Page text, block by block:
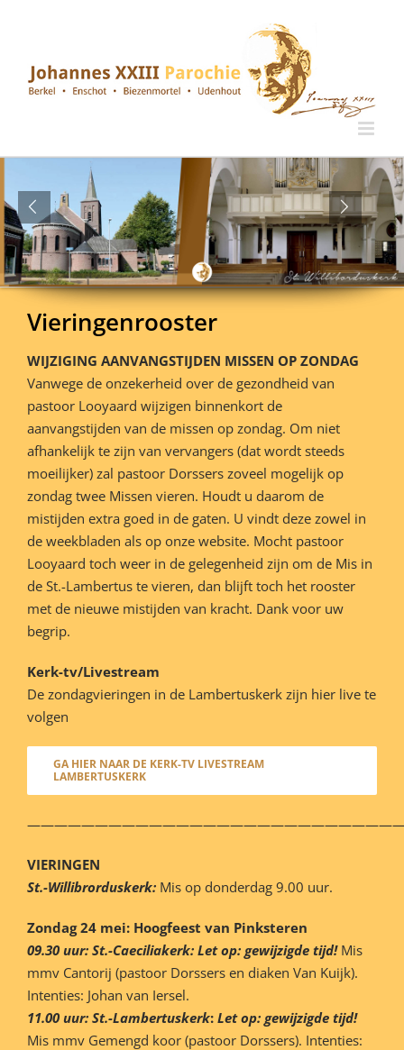
Vieringenrooster
WIJZIGING AANVANGSTIJDEN MISSEN OP ZONDAG
Vanwege de onzekerheid over de gezondheid van
pastoor Looyaard wijzigen binnenkort de
aanvangstijden van de missen op zondag. Om niet
afhankelijk te zijn van vervangers (dat wordt steeds
moeilijker) zal pastoor Dorssers zoveel mogelijk op
zondag twee Missen vieren. Houdt u daarom de
mistijden extra goed in de gaten. U vindt deze zowel in
de weekbladen als op onze website. Mocht pastoor
Looyaard toch weer in de gelegenheid zijn om de Mis in
de St.-Lambertus te vieren, dan blijft toch het rooster
met de nieuwe mistijden van kracht. Dank voor uw
begrip.
Kerk-tv/Livestream
De zondagvieringen in de Lambertuskerk zijn hier live te
volgen
GA HIER NAAR DE KERK-TV LIVESTREAM
LAMBERTUSKERK
VIERINGEN
St.-Willibrorduskerk: Mis op donderdag 9.00 uur.
Zondag 24 mei: Hoogfeest van Pinksteren
09.30 uur: St.-Caeciliakerk: Let op: gewijzigde tijd! Mis
mmv Cantorij (pastoor Dorssers en diaken Van Kuijk).
Intenties: Johan van Iersel.
11.00 uur: St.-Lambertuskerk: Let op: gewijzigde tijd!
Mis mmv Gemengd koor (pastoor Dorssers). Intenties: